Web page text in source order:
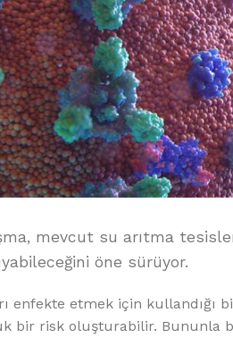
%10
mevcut su arıtma
öne sürüyor.
enfekte etmek için kullandığı
bir risk oluşturabilir. Bununla